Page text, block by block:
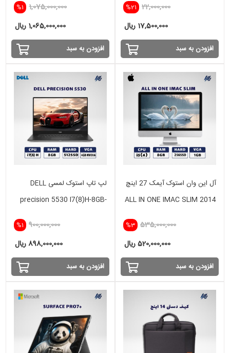
%21 22,000,000
17,500,000 ریال
افزودن به سبد
%1 1,075,000,000
1,065,000,000 ریال
افزودن به سبد
آل این وان استوک آیمک 27 اینچ
ALL IN ONE IMAC SLIM 2014
i5(4) -8GB - 256GB SSD- 1
%3 535,000,000
520,000,000 ریال
افزودن به سبد
لپ تاپ استوک لمسی DELL
precision 5530 I7(8)H-8GB-
%1 900,000,000
898,000,000 ریال
افزودن به سبد